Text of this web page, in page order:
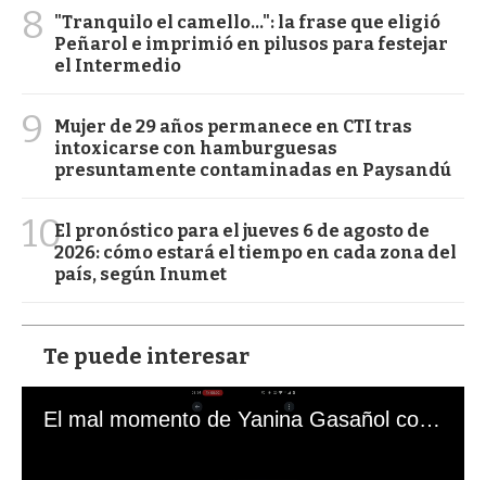
8
"Tranquilo el camello...": la frase que eligió
Peñarol e imprimió en pilusos para festejar
el Intermedio
9
Mujer de 29 años permanece en CTI tras
intoxicarse con hamburguesas
presuntamente contaminadas en Paysandú
10El pronóstico para el jueves 6 de agosto de
2026: cómo estará el tiempo en cada zona del
país, según Inumet
Te puede interesar
El mal momento de Yanina Gasañol con un hincha argentino en "Subrayado"